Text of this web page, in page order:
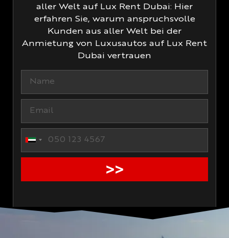
aller Welt auf Lux Rent Dubai: Hier
erfahren Sie, warum anspruchsvolle
Kunden aus aller Welt bei der
Anmietung von Luxusautos auf Lux Rent
Dubai vertrauen
United Arab Emirates +971
>>